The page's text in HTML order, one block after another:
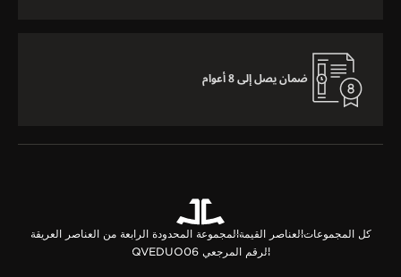
ضمان يصل إلى 8 أعوام
كل المجموعاتالعناصر القيمةالمجموعة المحدودة الرابعة من العناصر العريقة
الرقم المرجعي QVEDUO06